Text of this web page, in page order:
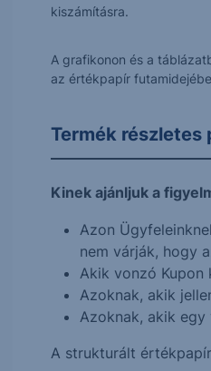
kiszámításra.
A grafikonon és a
az értékpapír
Termék részletes
Kinek ajánljuk a
Azon
nem várják, hogy
Akik vonzó Kupon
Azoknak, akik
Azoknak, akik egy
A strukturált